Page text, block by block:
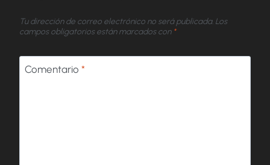
Tu dirección de correo electrónico no será publicada. Los
campos obligatorios están marcados con *
Comentario *